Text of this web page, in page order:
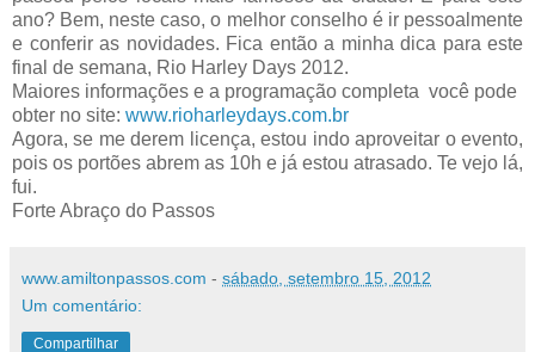
ano? Bem, neste caso, o melhor conselho é ir pessoalmente
e conferir as novidades. Fica então a minha dica para este
final de semana, Rio Harley Days 2012.
Maiores informações e a programação completa você pode
obter no site: www.rioharleydays.com.br
Agora, se me derem licença, estou indo aproveitar o evento,
pois os portões abrem as 10h e já estou atrasado. Te vejo lá,
fui.
Forte Abraço do Passos
www.amiltonpassos.com - sábado, setembro 15, 2012
Um comentário:
Compartilhar